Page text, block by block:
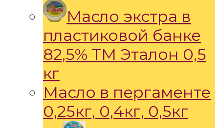
Масло экстра в
пластиковой банке
82,5% ТМ Эталон 0,5
кг
Масло в пергаменте
0,25кг, 0,4кг, 0,5кг